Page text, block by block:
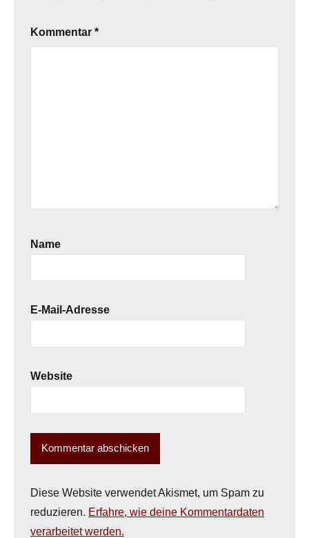
Kommentar *
Name
E-Mail-Adresse
Website
Diese Website verwendet Akismet, um Spam zu
reduzieren. Erfahre, wie deine Kommentardaten
verarbeitet werden.